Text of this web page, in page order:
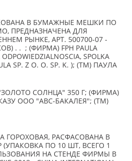
В БУМАЖНЫЕ МЕШКИ ПО
ПРЕДНАЗНАЧЕНА ДЛЯ
РЫНКЕ, АРТ. 500700-07 -
. . ; (ФИРМА) FPH PAULA
SPOLKA
SP. Z O. O. SP. K. ); (TM) ПАУЛА
СОЛНЦА" 350 Г; (ФИРМА)
ООО "АВС-БАКАЛЕЯ"; (TM)
РАСФАСОВАНА В
(УПАКОВКА ПО 10 ШТ, ВСЕГО 1
НА СТЕНДЕ ФИРМЫ В